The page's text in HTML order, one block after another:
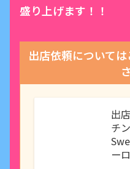
盛り上げます！！
出店依頼について
出
チ
ー